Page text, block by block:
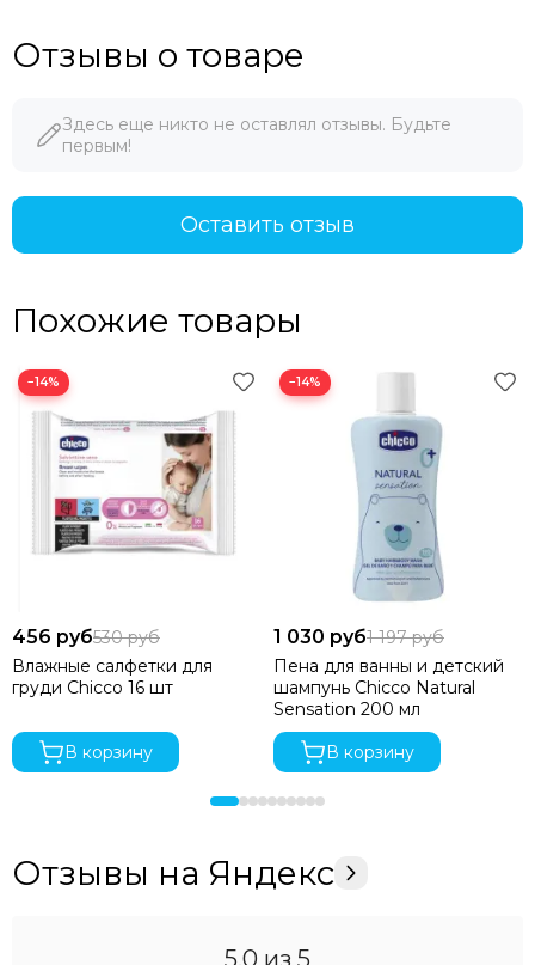
Отзывы о товаре
Здесь еще никто не оставлял отзывы. Будьте
первым!
Оставить отзыв
Похожие товары
−14%
456 руб530 руб
Влажные салфетки для
груди Chicco 16 шт
В корзину
−14%
1 030 руб1 197 руб
Пена для ванны и детский
шампунь Chicco Natural
Sensation 200 мл
В корзину
Отзывы на Яндекс
5.0 из 5